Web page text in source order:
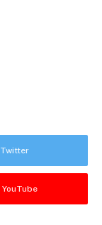
Twitter
YouTube